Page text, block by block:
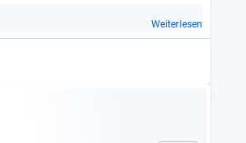
Weiterlesen